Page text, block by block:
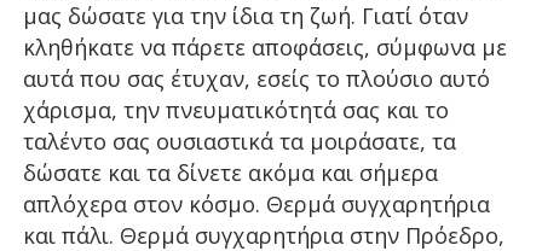
μας δώσατε για την ίδια τη ζωή. Γιατί όταν
κληθήκατε να πάρετε αποφάσεις, σύμφωνα με
αυτά που σας έτυχαν, εσείς το πλούσιο αυτό
χάρισμα, την πνευματικότητά σας και το
ταλέντο σας ουσιαστικά τα μοιράσατε, τα
δώσατε και τα δίνετε ακόμα και σήμερα
απλόχερα στον κόσμο. Θερμά συγχαρητήρια
και πάλι. Θερμά συγχαρητήρια στην Πρόεδρο,